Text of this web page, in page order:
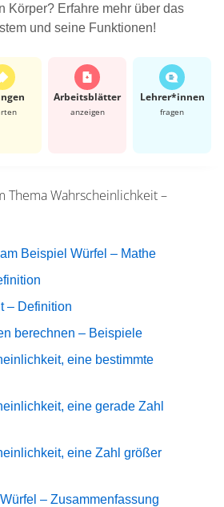
Körper? Erfahre mehr über das
und seine Funktionen!
Arbeits­blätter
anzeigen
Lehrer*​innen
fragen
ThemaWahrscheinlichkeit –
Beispiel Würfel – Mathe
– Definition
berechnen – Beispiele
eine bestimmte
eine gerade Zahl
eine Zahl größer
– Zusammenfassung